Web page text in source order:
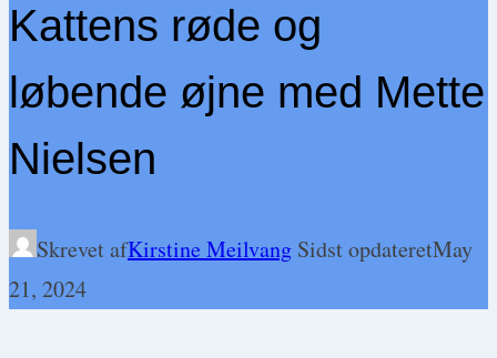
Kattens røde og
løbende øjne med Mette
Nielsen
Skrevet afKirstine Meilvang Sidst opdateretMay
21, 2024